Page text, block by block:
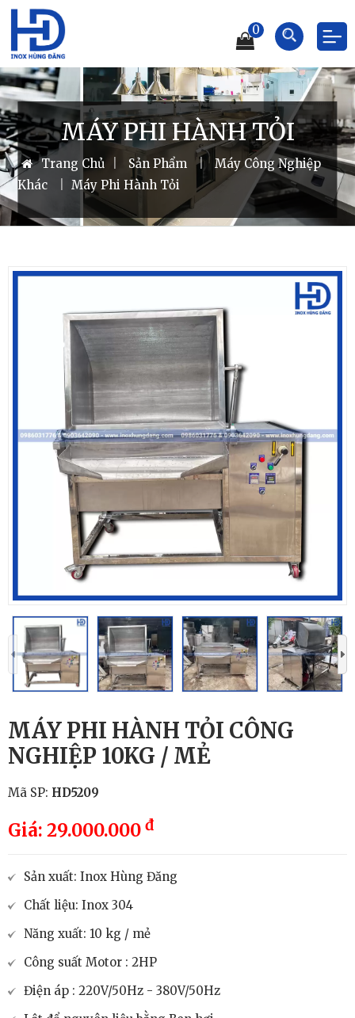
0
MÁY PHI HÀNH TỎI
Trang Chủ Sản Phẩm |
Máy Công Nghiệp
Khác
Máy Phi Hành Tỏi
MÁY PHI HÀNH TỎI CÔNG
NGHIỆP 10KG / MẺ
Mã SP: HD5209
Giá: 29.000.000 đ
Sản xuất: Inox Hùng Đăng
Chất liệu: Inox 304
Năng xuất: 10 kg / mẻ
Công suất Motor : 2HP
Điện áp : 220V/50Hz - 380V/50Hz